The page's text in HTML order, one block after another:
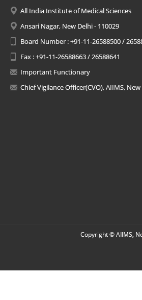
All India Institute of Medical Sciences
Ansari Nagar, New Delhi - 110029
Board Number : +91-11-26588500 /
Fax : +91-11-26588663 / 26588641
Important Functionary
Chief Vigilance Officer(CVO), AIIMS,
Copyright © AIIMS,